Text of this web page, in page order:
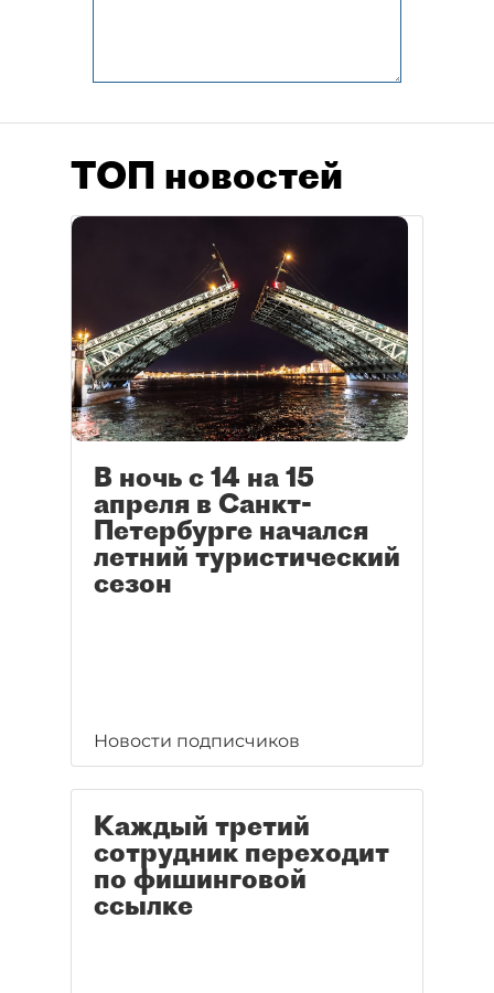
ТОП новостей
В ночь с 14 на 15
апреля в Санкт-
Петербурге начался
летний туристический
сезон
Новости подписчиков
Каждый третий
сотрудник переходит
по фишинговой
ссылке